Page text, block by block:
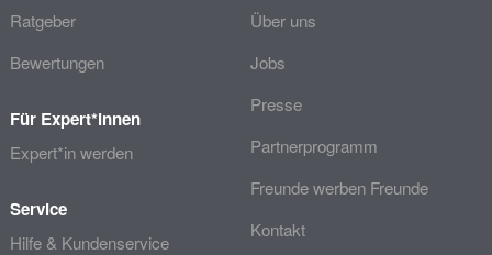
Ratgeber
Bewertungen
Für Expert*innen
Expert*in werden
Service
Hilfe & Kundenservice
Über uns
Jobs
Presse
Partnerprogramm
Freunde werben Freunde
Kontakt